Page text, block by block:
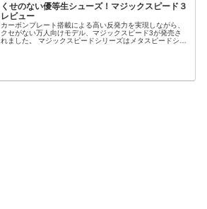
くせのない優等生シューズ！マジックスピード３
レビュー
カーボンプレート搭載による高い反発力を実現しながら、
クセがない万人向けモデル、マジックスピード3が発売さ
れました。 マジックスピードシリーズはメタスピードシリ